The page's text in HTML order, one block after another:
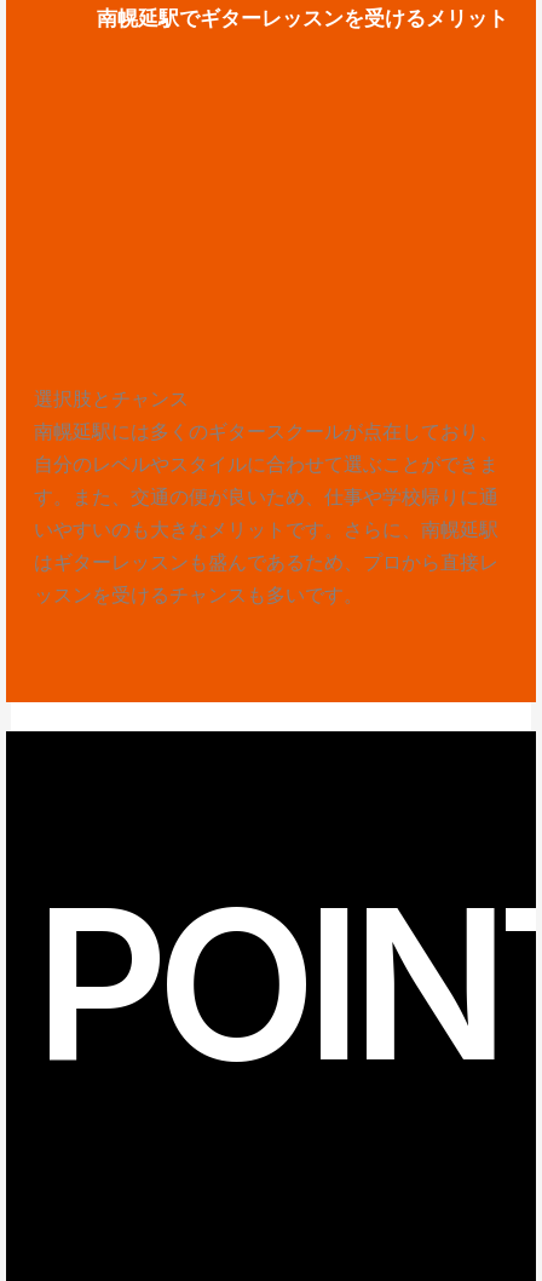
南幌延駅でギターレッスンを受けるメリット
選択肢とチャンス
南幌延駅には多くのギタースクールが点在しており、
自分のレベルやスタイルに合わせて選ぶことができま
す。また、交通の便が良いため、仕事や学校帰りに通
いやすいのも大きなメリットです。さらに、南幌延駅
はギターレッスンも盛んであるため、プロから直接レ
ッスンを受けるチャンスも多いです。